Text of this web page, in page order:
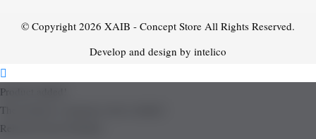
© Copyright 2026 XAIB - Concept Store All Rights Reserved.
Develop and design by intelico
Product added!
The product is already in the wishlist!
Removed from Wishlist